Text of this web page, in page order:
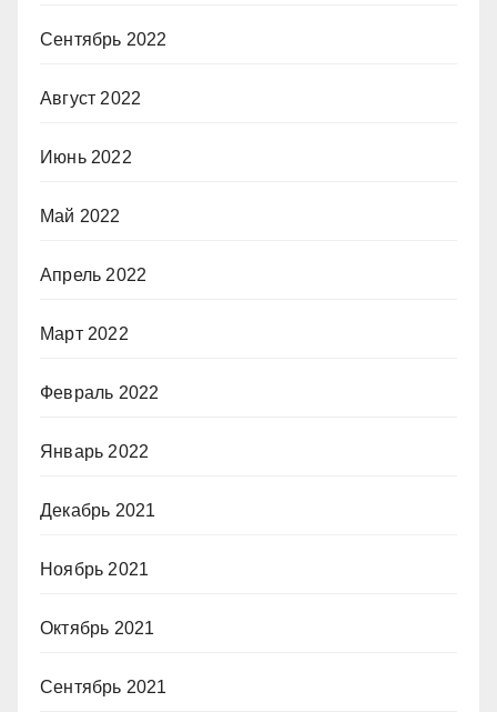
Сентябрь 2022
Август 2022
Июнь 2022
Май 2022
Апрель 2022
Март 2022
Февраль 2022
Январь 2022
Декабрь 2021
Ноябрь 2021
Октябрь 2021
Сентябрь 2021